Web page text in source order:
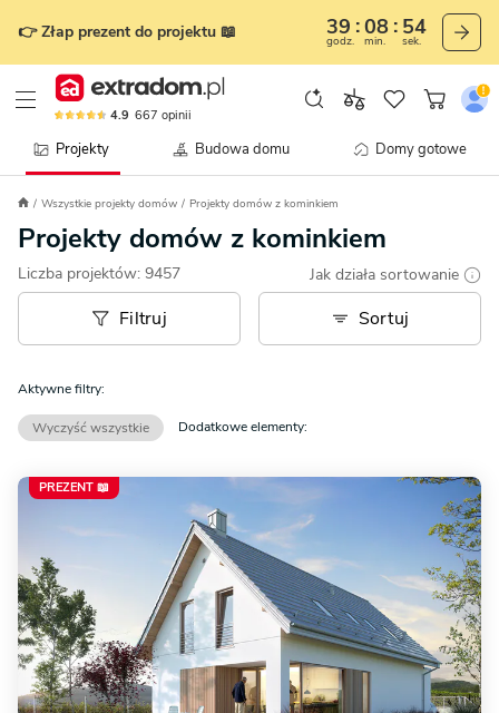
👉 Złap prezent do projektu 📖 39
godz.
08
min.
51
sek.
4.9 667 opinii
Projekty Budowa domu Domy gotowe
Wszystkie projekty domów Projekty domów z kominkiem
Projekty domów z kominkiem
Liczba projektów: 9457 Jak działa sortowanie
Filtruj Sortuj
Aktywne filtry:
Wyczyść wszystkie Dodatkowe elementy:
PREZENT 📖